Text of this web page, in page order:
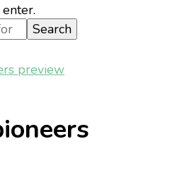
preview